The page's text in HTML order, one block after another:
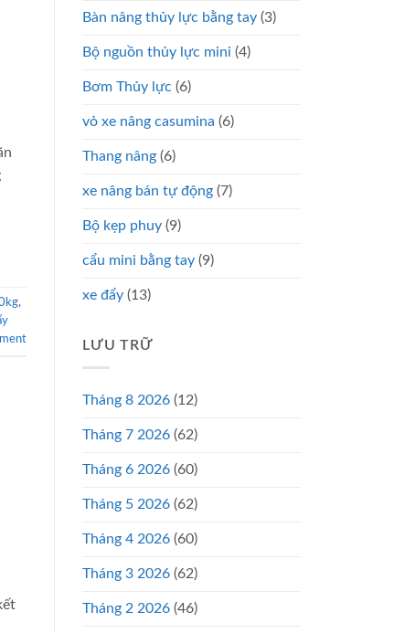
,
Bàn nâng thủy lực bằng tay (3)
Bộ nguồn thủy lực mini (4)
Bơm Thủy lực (6)
vỏ xe nâng casumina (6)
Thang nâng (6)
xe nâng bán tự động (7)
Bộ kẹp phuy (9)
cẩu mini bằng tay (9)
xe đẩy (13)
LƯU TRỮ
Tháng 8 2026 (12)
Tháng 7 2026 (62)
Tháng 6 2026 (60)
Tháng 5 2026 (62)
Tháng 4 2026 (60)
Tháng 3 2026 (62)
Tháng 2 2026 (46)